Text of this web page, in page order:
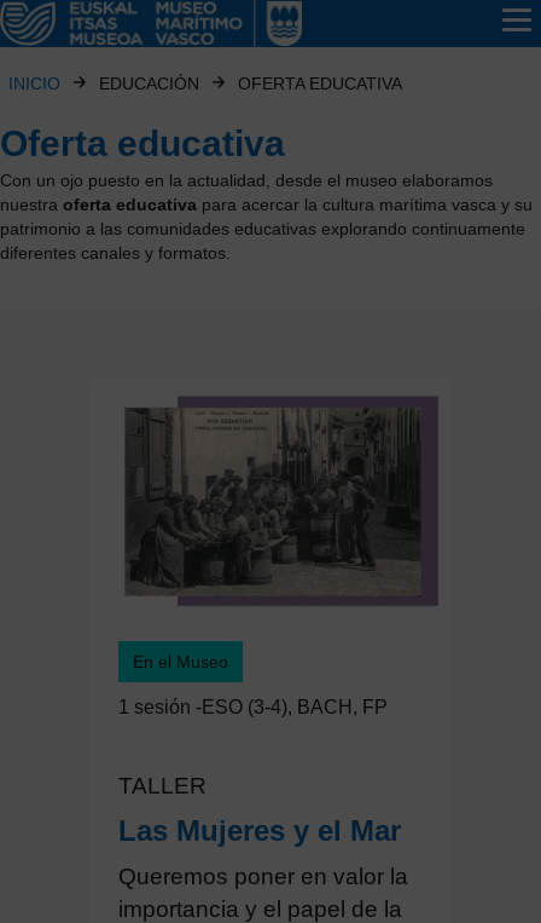
INICIO EDUCACIÓN OFERTA EDUCATIVA
Oferta educativa
Con un ojo puesto en la actualidad, desde el museo elaboramos
nuestra oferta educativa para acercar la cultura marítima vasca y su
patrimonio a las comunidades educativas explorando continuamente
diferentes canales y formatos.
En el Museo
1 sesión -ESO (3-4), BACH, FP
TALLER
Las Mujeres y el Mar
Queremos poner en valor la
importancia y el papel de la